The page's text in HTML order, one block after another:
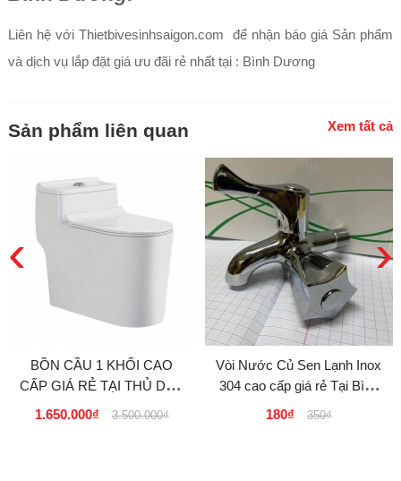
Liên hệ với Thietbivesinhsaigon.com để nhận báo giá Sản phẩm
và dịch vụ lắp đặt giá ưu đãi rẻ nhất tại : Bình Dương
Sản phẩm liên quan Xem tất cả
BỒN CẦU 1 KHỐI CAO
CẤP GIÁ RẺ TẠI THỦ DẦU
MỘT, DĨ AN - BÌNH
1.650.000₫ 3.500.000₫
Vòi Nước Củ Sen Lạnh Inox
304 cao cấp giá rẻ Tại Bình
Dương
180₫ 350₫
‹ ›